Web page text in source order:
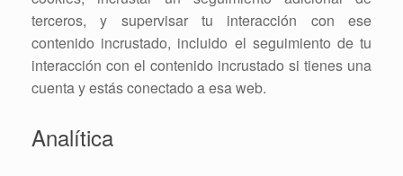
terceros, y supervisar tu interacción con ese
contenido incrustado, incluido el seguimiento de tu
interacción con el contenido incrustado si tienes una
cuenta y estás conectado a esa web.
Analítica